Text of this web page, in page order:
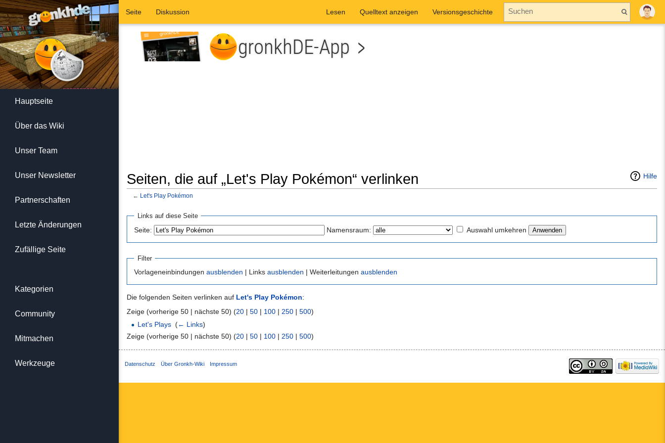
Hilfe
Seiten, die auf „Let's Play Pokémon“ verlinken
← Let's Play Pokémon
Links auf diese Seite
Seite: Namensraum: Auswahl umkehren
Filter
Vorlageneinbindungen ausblenden | Links ausblenden | Weiterleitungen ausblenden
Die folgenden Seiten verlinken auf Let's Play Pokémon:
Zeige (vorherige 50 | nächste 50) (20 | 50 | 100 | 250 | 500)
Let's Plays (← Links)
Zeige (vorherige 50 | nächste 50) (20 | 50 | 100 | 250 | 500)
Seite Diskussion Lesen Quelltext anzeigen Versionsgeschichte
Hauptseite
Über das Wiki
Unser Team
Unser Newsletter
Partnerschaften
Letzte Änderungen
Zufällige Seite
Kategorien
Community
Mitmachen
Werkzeuge Datenschutz Über Gronkh-Wiki Impressum